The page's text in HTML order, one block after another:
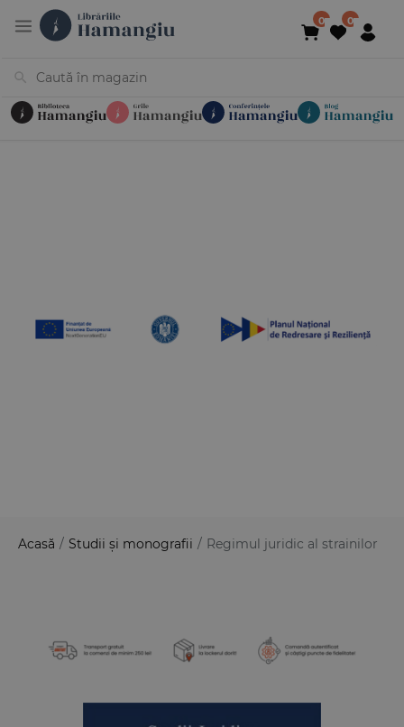
Acasă / Studii și monografii / Regimul juridic al strainilor